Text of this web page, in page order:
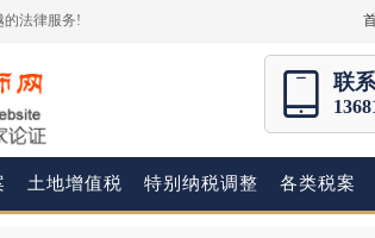
的法律服务!
联
土地增值税 特别纳税调整 各类税案